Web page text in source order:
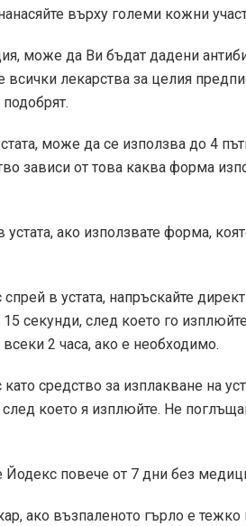
върху големи кожни
може да Ви бъдат дадени
всички лекарства за целия
може да се използва до 4
зависи от това каква форма
устата, ако използвате форма,
в устата, напръскайте
секунди, след което го
2 часа, ако е необходимо.
средство за изплакване на
след което я изплюйте. Не
Йодекс повече от 7 дни без
ако възпаленото гърло е